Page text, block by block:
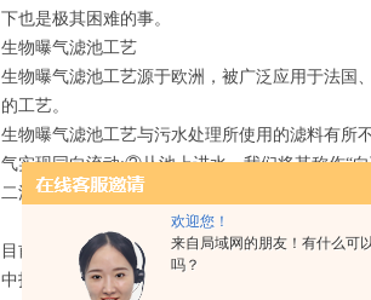
欢迎您！
来自局域网的朋友！有什么可
吗？
下也是极其困难的事。
生物曝气滤池工艺
生物曝气滤池工艺源于欧洲，被广泛应用于法国
的工艺。
生物曝气滤池工艺与污水处理所使用的滤料有
气实现同向流动;②从池上进水，我们将其称作“
二沉淀池。
目前，国内主要采用的技术是逆向流。生物曝气
中投入铁盐，使其成为一种脱氮工艺。